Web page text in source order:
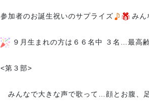
参加者のお誕生祝いのサプライズ みん
９月生まれの方は６６名中 ３名…最高
<第３部>
みんなで大きな声で歌って…顔とお腹、